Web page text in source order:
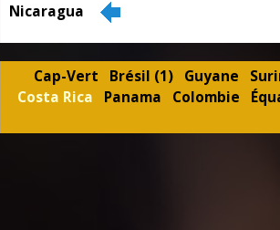
Nicaragua
Cap-Vert Brésil (1) Guyane
Costa Rica
Panama Colombie